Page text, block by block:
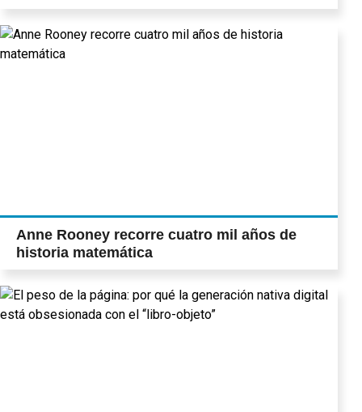
Anne Rooney recorre cuatro mil años de
historia matemática